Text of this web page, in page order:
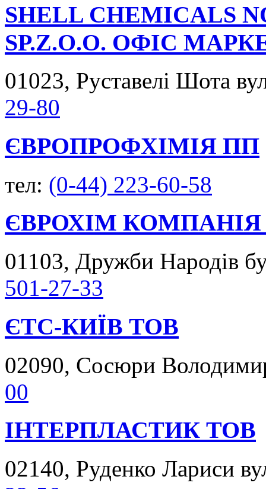
SHELL CHEMICALS
SP.Z.O.O. ОФІС
01023, Руставелі Шота
29-80
ЄВРОПРОФХІМІЯ ПП
тел: (0-44) 223-60-58
ЄВРОХІМ КОМПАНІЯ
01103, Дружби Народів
501-27-33
ЄТС-КИЇВ ТОВ
02090, Сосюри
00
ІНТЕРПЛАСТИК ТОВ
02140, Руденко Лариси